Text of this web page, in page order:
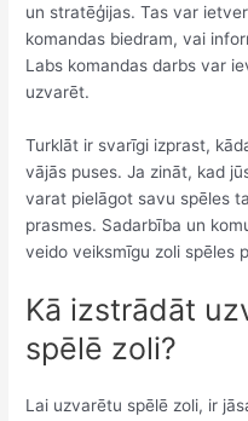
un stratēģijas. Tas var
komandas biedram, vai
Labs komandas darbs var
uzvarēt.
Turklāt ir svarīgi izprast,
vājās puses. Ja zināt, kad
varat pielāgot savu spēles
prasmes. Sadarbība un
veido veiksmīgu zoli spēles
Kā izstrādāt
spēlē zoli?
Lai uzvarētu spēlē zoli, ir